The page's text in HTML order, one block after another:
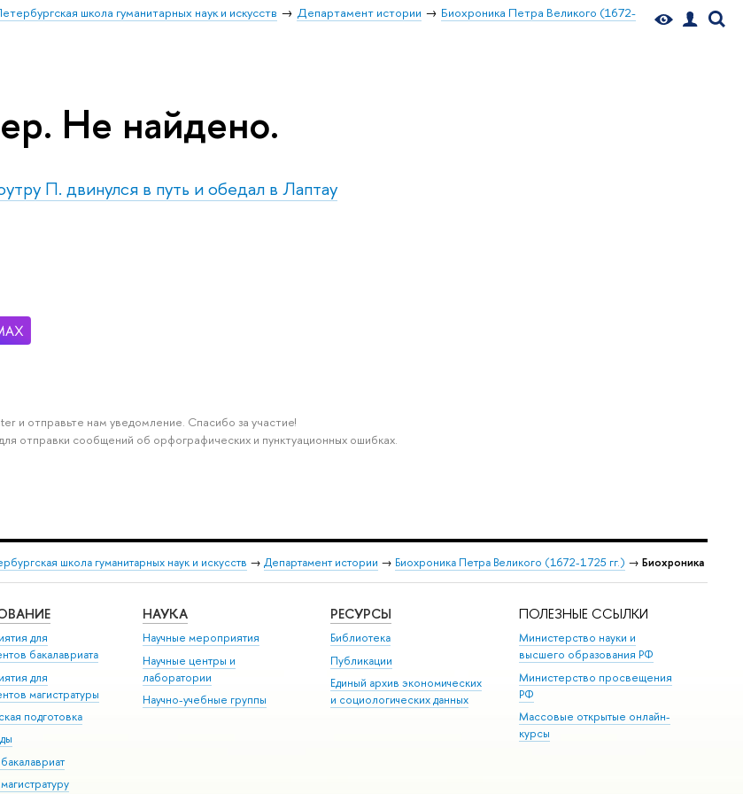
школа гуманитарных наук и искусств Департамент истории
Биохроника Петра Великого (1672-
Не найдено.
П. двинулся в путь и обедал в Лаптау
и отправьте нам уведомление. Спасибо за участие!
отправки сообщений об орфографических и пунктуационных ошибках.
школа гуманитарных наук и искусств → Департамент истории → Биохроника Петра Великого (1672-1725 гг.) → Биохроника
для
бакалавриата
для
магистратуры
подготовка
НАУКА
Научные мероприятия
Научные центры и
лаборатории
Научно-учебные группы
РЕСУРСЫ
Библиотека
Публикации
Единый архив экономических
и социологических данных
ПОЛЕЗНЫЕ ССЫЛКИ
Министерство науки и
высшего образования РФ
Министерство просвещения
РФ
Массовые открытые онлайн-
курсы